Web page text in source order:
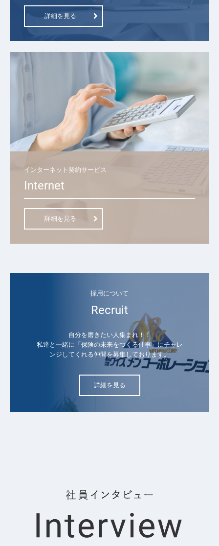
詳細を見る
インターネット契約サービス
Internet
詳細を見る
採用について
Recruit
自分を磨きたい人集まれ！！
私達と一緒に「保険の未来をつくる仕事」にチャレ
ンジしてくれる仲間を募集しております。
詳細を見る